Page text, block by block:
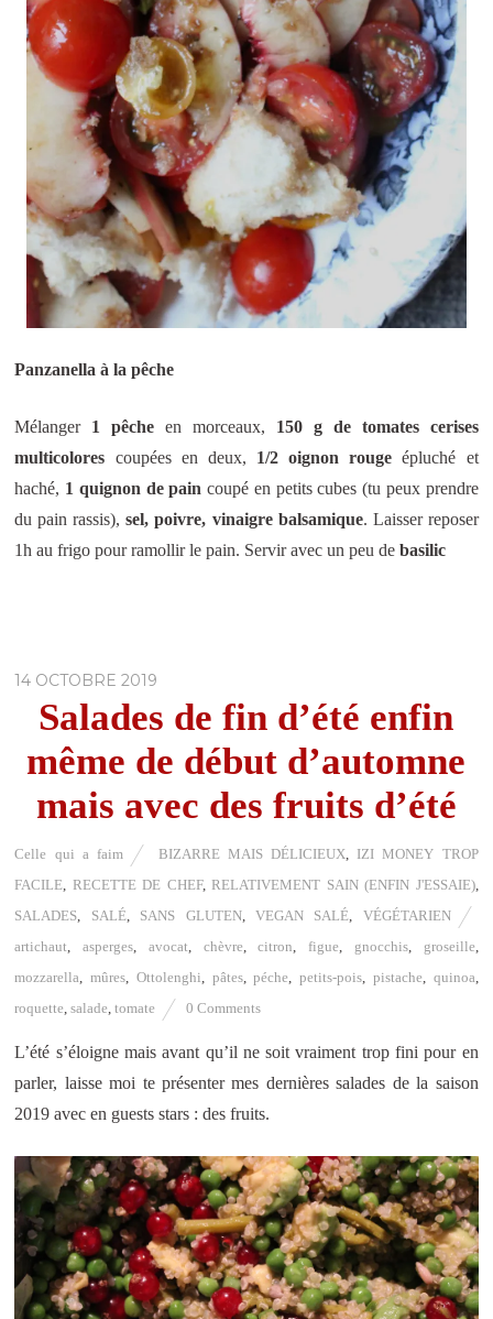
Panzanella à la pêche
Mélanger 1 pêche en morceaux, 150 g de tomates cerises
multicolores coupées en deux, 1/2 oignon rouge épluché et
haché, 1 quignon de pain coupé en petits cubes (tu peux prendre
du pain rassis),sel, poivre, vinaigre balsamique. Laisser reposer
1h au frigo pour ramollir le pain. Servir avec un peu debasilic
14 OCTOBRE 2019
Salades de fin d’été enfin
même de début d’automne
mais avec des fruits d’été
Celle qui a faim BIZARRE MAIS DÉLICIEUX
IZI MONEY TROP
FACILE RECETTE DE CHEF,RELATIVEMENT SAIN (ENFIN J'ESSAIE),
SALADES
SALÉ, SANS GLUTEN, VEGAN SALÉ
VÉGÉTARIEN
artichaut ,asperges avocat chèvre ,citron figue gnocchis, groseille
mozzarella ,mûres Ottolenghi pâtes,péche ,petits-pois pistache quinoa
roquette ,salade ,tomate 0 Comments
L’été s’éloigne mais avant qu’il ne soit vraiment trop fini pour en
parler, laisse moi te présenter mes dernières salades de la saison
2019 avec en guests stars : des fruits.